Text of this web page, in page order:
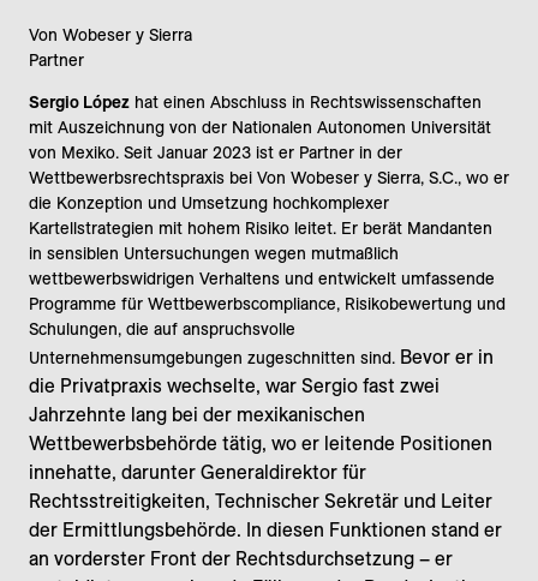
Von Wobeser y Sierra
Partner
Sergio López hat einen Abschluss in Rechtswissenschaften
mit Auszeichnung von der Nationalen Autonomen Universität
von Mexiko. Seit Januar 2023 ist er Partner in der
Wettbewerbsrechtspraxis bei Von Wobeser y Sierra, S.C., wo er
die Konzeption und Umsetzung hochkomplexer
Kartellstrategien mit hohem Risiko leitet. Er berät Mandanten
in sensiblen Untersuchungen wegen mutmaßlich
wettbewerbswidrigen Verhaltens und entwickelt umfassende
Programme für Wettbewerbscompliance, Risikobewertung und
Schulungen, die auf anspruchsvolle
Unternehmensumgebungen zugeschnitten sind. Bevor er in
die Privatpraxis wechselte, war Sergio fast zwei
Jahrzehnte lang bei der mexikanischen
Wettbewerbsbehörde tätig, wo er leitende Positionen
innehatte, darunter Generaldirektor für
Rechtsstreitigkeiten, Technischer Sekretär und Leiter
der Ermittlungsbehörde. In diesen Funktionen stand er
an vorderster Front der Rechtsdurchsetzung – er